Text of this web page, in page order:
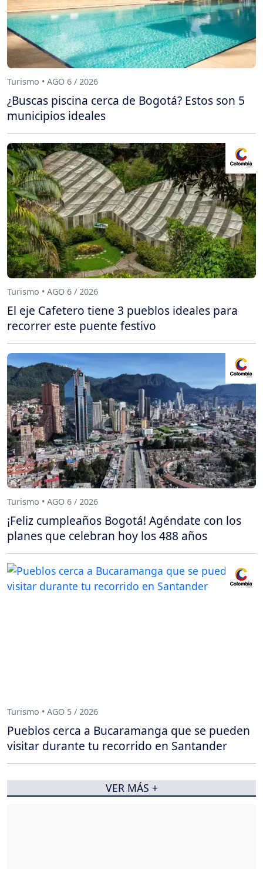
Turismo • AGO 6 / 2026
¿Buscas piscina cerca de Bogotá? Estos son 5
municipios ideales
Turismo • AGO 6 / 2026
El eje Cafetero tiene 3 pueblos ideales para
recorrer este puente festivo
Turismo • AGO 6 / 2026
¡Feliz cumpleaños Bogotá! Agéndate con los
planes que celebran hoy los 488 años
Turismo • AGO 5 / 2026
Pueblos cerca a Bucaramanga que se pueden
visitar durante tu recorrido en Santander
VER MÁS +